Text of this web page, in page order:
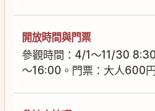
開放時間與門票
參觀時間：4/1～11/30
～16:00。門票：大人600